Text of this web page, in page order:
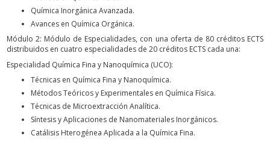
Química Inorgánica Avanzada.
Avances en Química Orgánica.
Módulo 2: Módulo de Especialidades, con una oferta de 80 créditos ECTS
distribuidos en cuatro especialidades de 20 créditos ECTS cada una:
Especialidad Química Fina y Nanoquímica (UCO):
Técnicas en Química Fina y Nanoquímica.
Métodos Teóricos y Experimentales en Química Física.
Técnicas de Microextracción Analítica.
Síntesis y Aplicaciones de Nanomateriales Inorgánicos.
Catálisis Hterogénea Aplicada a la Química Fina.